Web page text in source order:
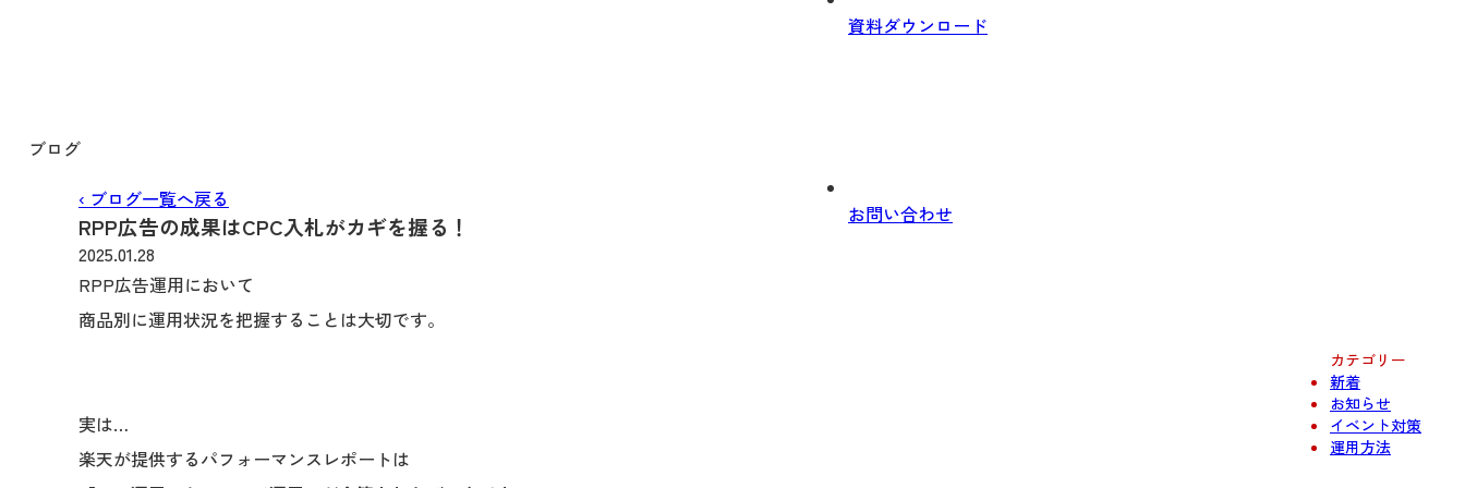
資料ダウンロード
お問い合わせ
ブログ
‹ ブログ一覧へ戻る
RPP広告の成果はCPC入札がカギを握る！
2025.01.28
RPP広告運用において
商品別に運用状況を把握することは大切です。
実は…
楽天が提供するパフォーマンスレポートは
カテゴリー
新着
お知らせ
イベント対策
運用方法